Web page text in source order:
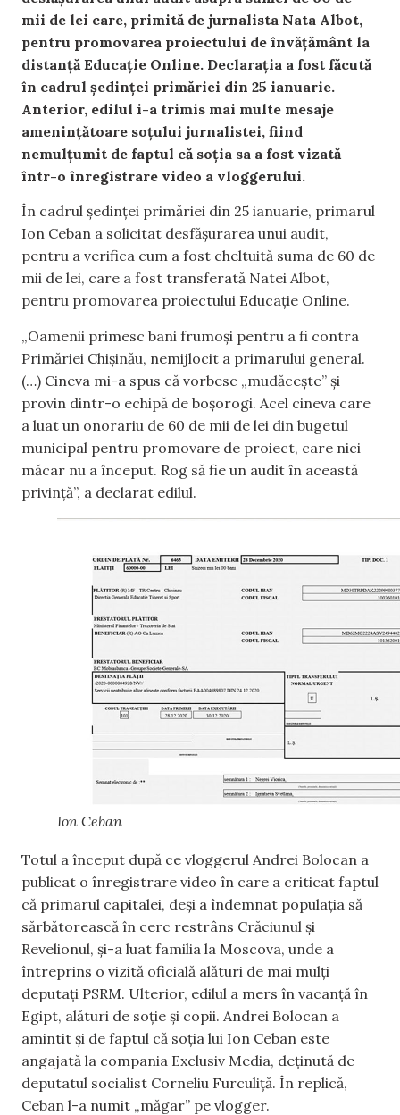
mii de lei care, primită de jurnalista Nata Albot,
pentru promovarea proiectului de învățământ la
distanță Educație Online. Declarația a fost făcută
în cadrul ședinței primăriei din 25 ianuarie.
Anterior, edilul i-a trimis mai multe mesaje
amenințătoare soțului jurnalistei, fiind
nemulțumit de faptul că soția sa a fost vizată
într-o înregistrare video a vloggerului.
În cadrul ședinței primăriei din 25 ianuarie, primarul
Ion Ceban a solicitat desfășurarea unui audit,
pentru a verifica cum a fost cheltuită suma de 60 de
mii de lei, care a fost transferată Natei Albot,
pentru promovarea proiectului Educație Online.
„Oamenii primesc bani frumoși pentru a fi contra
Primăriei Chișinău, nemijlocit a primarului general.
(…) Cineva mi-a spus că vorbesc „mudăcește” și
provin dintr-o echipă de boșorogi. Acel cineva care
a luat un onorariu de 60 de mii de lei din bugetul
municipal pentru promovare de proiect, care nici
măcar nu a început. Rog să fie un audit în această
privință”, a declarat edilul.
Ion Ceban
Totul a început după ce vloggerul Andrei Bolocan a
publicat o înregistrare video în care a criticat faptul
că primarul capitalei, deși a îndemnat populația să
sărbătorească în cerc restrâns Crăciunul și
Revelionul, și-a luat familia la Moscova, unde a
întreprins o vizită oficială alături de mai mulți
deputați PSRM. Ulterior, edilul a mers în vacanță în
Egipt, alături de soție și copii. Andrei Bolocan a
amintit și de faptul că soția lui Ion Ceban este
angajată la compania Exclusiv Media, deținută de
deputatul socialist Corneliu Furculiță. În replică,
Ceban l-a numit „măgar” pe vlogger.